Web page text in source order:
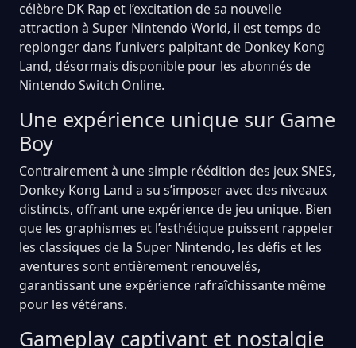
célèbre DK Rap et l’excitation de sa nouvelle
attraction à Super Nintendo World, il est temps de
replonger dans l’univers palpitant de Donkey Kong
Land, désormais disponible pour les abonnés de
Nintendo Switch Online.
Une expérience unique sur Game
Boy
Contrairement à une simple réédition des jeux SNES,
Donkey Kong Land a su s’imposer avec des niveaux
distincts, offrant une expérience de jeu unique. Bien
que les graphismes et l’esthétique puissent rappeler
les classiques de la Super Nintendo, les défis et les
aventures sont entièrement renouvelés,
garantissant une expérience rafraîchissante même
pour les vétérans.
Gameplay captivant et nostalgie